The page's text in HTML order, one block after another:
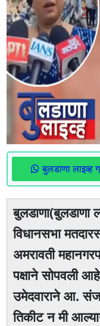
बुलडाणा लाइव्ह
बुलडाणा(बुलडाणा
विधानसभा
अमरावती
पक्षाने सोपवली
उमेदवाराने आ.
तिकीट न मी